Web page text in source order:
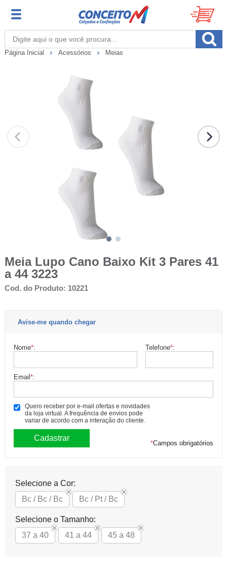
Página Inicial Acessórios Meias
Meia Lupo Cano Baixo Kit 3 Pares 41
a 44 3223
Cod. do Produto: 10221
Avise-me quando chegar
Nome*: Telefone*:
Email*:
Quero receber por e-mail ofertas e novidades
da loja virtual. A frequência de envios pode
variar de acordo com a interação do cliente.
*Campos obrigatórios
Selecione a Cor:
Bc / Bc / Bc
Bc / Pt / Bc
Selecione o Tamanho:
37 a 40
41 a 44 45 a 48